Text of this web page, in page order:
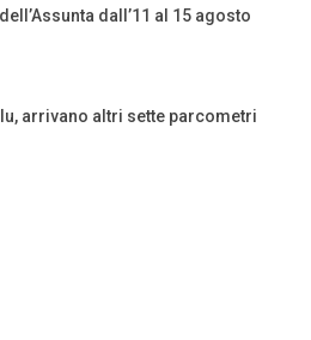
dall’11 al 15 agosto
arrivano altri sette parcometri